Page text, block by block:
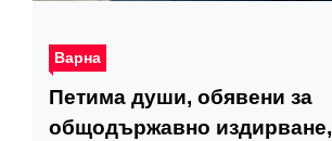
Варна
Петима души, обявени за
общодържавно издирване,